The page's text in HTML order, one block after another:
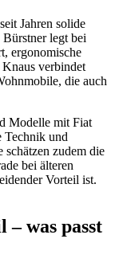
Jahren solide
legt bei
ergonomische
verbindet
die auch
Modelle mit Fiat
Technik und
zudem die
bei älteren
Vorteil ist.
– was passt